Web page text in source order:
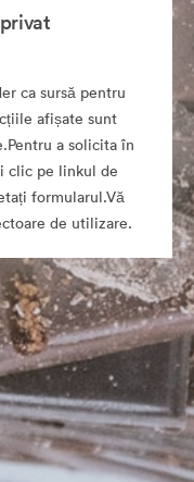
ca sursă pentru
afișate sunt
a solicita în
clic pe linkul de
formularul.Vă
de utilizare.